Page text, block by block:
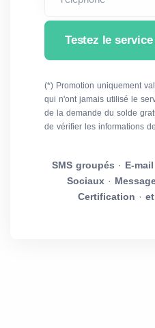
Testez le service
(*) Promotion uniquement
qui n'ont jamais utilisé le
de la demande du solde
de vérifier les informations
SMS groupés · E-
Sociaux·
Certification ·